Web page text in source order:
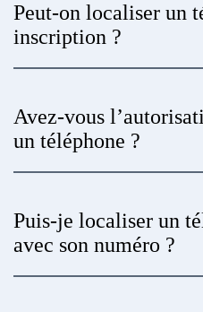
Peut-on localiser un
inscription ?
Avez-vous
un téléphone ?
Puis-je localiser un
avec son numéro ?